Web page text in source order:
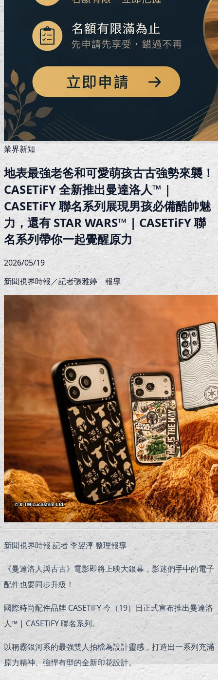
業界新知
地表最強老爸和可愛萌孩古古強勢來襲！
CASETiFY 全新推出曼達洛人™ |
CASETiFY 聯名系列展現男孩必備酷帥魅
力，還有 STAR WARS™ | CASETiFY 聯
名系列帶你一起覺醒原力
2026/05/19
新聞視界時報／記者張雅婷 報導
新聞視界時報 記者 李翌淳 整理報導
《曼達洛人與古古》電影即將上映大銀幕，影迷們手中的電子
配件也要同步升級！
國際時尚配件品牌 CASETiFY 今（19）日正式宣布推出曼達洛
人™ | CASETiFY 聯名系列。
以稱霸銀河系的最強雙人拍檔為設計靈感，打造出一系列充滿
原力精神、強悍有型的全新印花設計。